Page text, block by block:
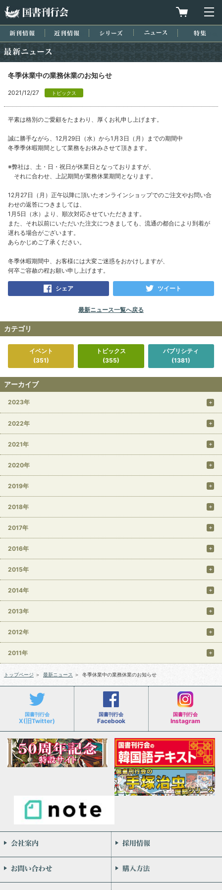
買物カゴを
新刊情報 近刊情報 シリーズ ニュース
冬季休業中の業務休業のお知らせ
2021/12/27 トピックス
平素は格別のご愛顧をたまわり、厚くお礼申し上げます。
誠に勝手ながら、12月29日（水）から1月3日（月）までの期間中
冬季季休暇期間として業務をお休みさせて頂きます。
※弊社は、土・日・祝日が休業日となっておりますが、
それに合わせ、上記期間が業務休業期間となります。
12月27日（月）正午以降に頂いたオンラインショップでのご注文やお問い合
わせの返答につきましては、
1月5日（水）より、順次対応させていただきます。
また、それ以前にいただいた注文につきましても、流通の都合により到着が
遅れる場合がございます。
あらかじめご了承ください。
冬季休暇期間中、お客様には大変ご迷惑をおかけしますが、
何卒ご容赦の程お願い申し上げます。
シェア ツイート
最新ニュース一覧へ戻る
カテゴリ
イベント
(351)
トピックス
(355)
パブリシティ
(1381)
アーカイブ
2023年
2022年
2021年
2020年
2019年
2018年
2017年
2016年
2015年
2014年
2013年
2012年
2011年
トップページ ＞ 最新ニュース ＞ 冬季休業中の業務休業のお知らせ
国書刊行会
X(旧Twitter)
国書刊行会
Facebook
国書刊行会
Instagram
会社案内
お問い合わせ
個人情報保護方針